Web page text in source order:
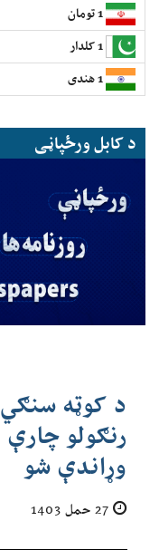
د کابل ورځپاڼی
د کوټه
رنګولو
وړاندې شو